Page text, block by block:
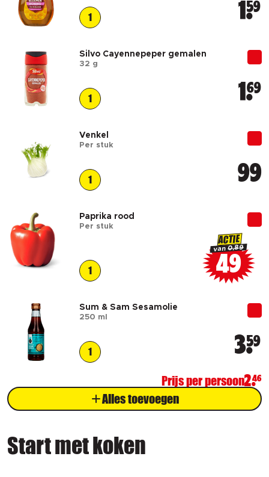
1 1 59
Silvo Cayennepeper gemalen
32 g
1 1 69
Venkel
Per stuk
1 99
Paprika rood
Per stuk
1
ACTIE
van0.89
49
Sum & Sam Sesamolie
250 ml
1 359
Prijs per persoon246
Alles toevoegen
Start met koken